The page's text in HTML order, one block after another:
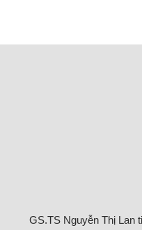
GS.TS Nguyễn Thị Lan